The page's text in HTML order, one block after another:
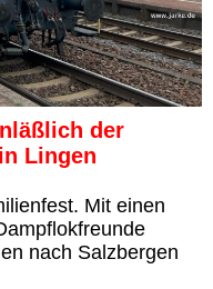
der
Lingen
Mit einen
nach Salzbergen